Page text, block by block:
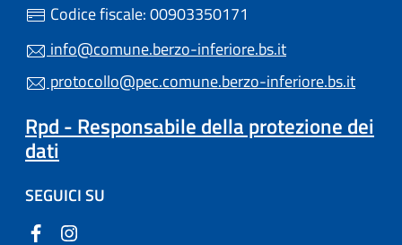
Codice fiscale: 00903350171
info@comune.berzo-inferiore.bs.it
protocollo@pec.comune.berzo-inferiore.bs.it
Rpd - Responsabile della protezione dei
dati
SEGUICI SU